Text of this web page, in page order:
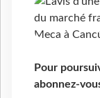
Pour
abonnez-